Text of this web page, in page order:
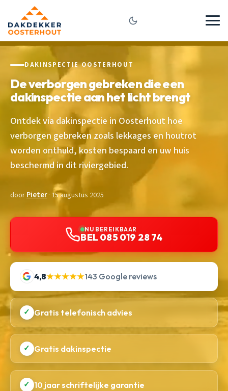
DAKINSPECTIE OOSTERHOUT
De verborgen gebreken die een
dakinspectie aan het licht brengt
Ontdek via dakinspectie in Oosterhout hoe
verborgen gebreken zoals lekkages en houtrot
worden onthuld, kosten bespaard en uw huis
beschermd in dit riviergebied.
doorPieter· 15 augustus 2025
NU BEREIKBAAR
BEL 085 019 28 74
4,8★★★★★143 Google reviews
✓ Gratis telefonisch advies
✓ Gratis dakinspectie
✓ 10 jaar schriftelijke garantie